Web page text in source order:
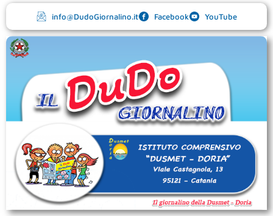
contenuto
info@DudoGiornalino.it Facebook YouTube